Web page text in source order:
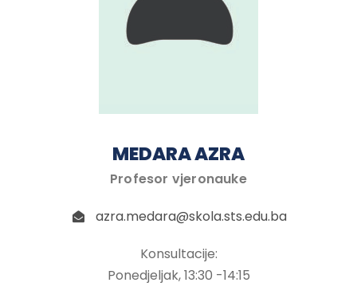
MEDARA AZRA
Profesor vjeronauke
azra.medara@skola.sts.edu.ba
Konsultacije:
Ponedjeljak, 13:30 -14:15